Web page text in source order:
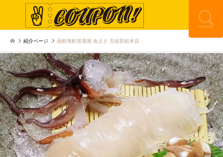
紹介ページ 函館海鮮居酒屋 魚まさ 五稜郭総本店